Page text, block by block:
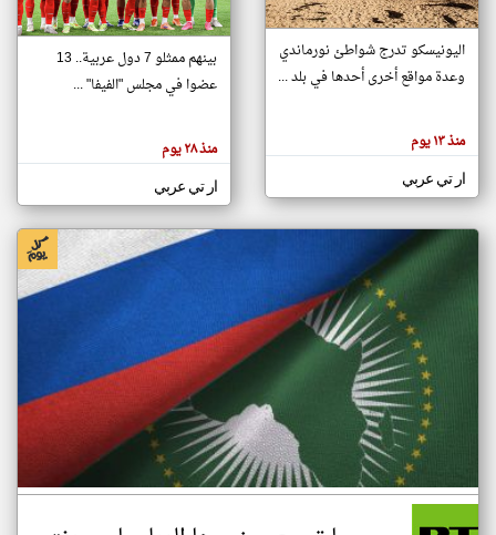
تغيير الدولة
اخبار جزر القمر على مدار الساعة
أهم اخبار جزر القمر العاجلة والمباشرة
هنا عن
وجهة
كاتبيها.
اليونيسكو تدرج شواطئ نورماندي
وعدة مواقع أخرى أحدها في بلد ...
منذ ١٣ يوم
ار تي عربي
بينهم ممثلو 7 دول عربية.. 13
عضوا في مجلس "الفيفا" ...
منذ ٢٨ يوم
ار تي عربي
klyoum.com